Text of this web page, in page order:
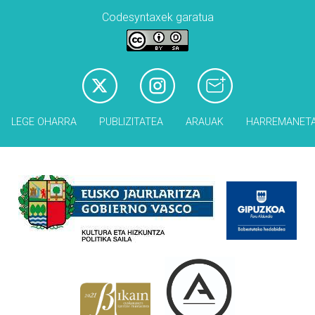
Codesyntaxek garatua
LEGE OHARRA PUBLIZITATEA ARAUAK